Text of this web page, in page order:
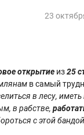
23
открытие из25
в самый
в лесу,
в рабстве,
с этой